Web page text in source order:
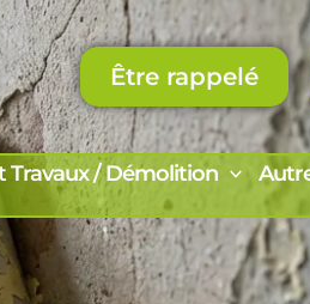
Être rappelé
Travaux / Démolition